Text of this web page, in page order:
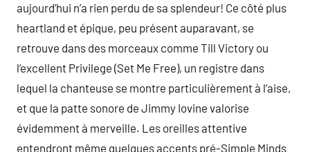
aujourd’hui n’a rien perdu de sa splendeur! Ce côté plus
heartland et épique, peu présent auparavant, se
retrouve dans des morceaux comme Till Victory ou
l’excellent Privilege (Set Me Free), un registre dans
lequel la chanteuse se montre particulièrement à l’aise,
et que la patte sonore de Jimmy Iovine valorise
évidemment à merveille. Les oreilles attentive
entendront même quelques accents pré-Simple Minds